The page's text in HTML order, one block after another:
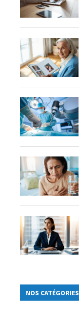
NOS CATÉGORIES